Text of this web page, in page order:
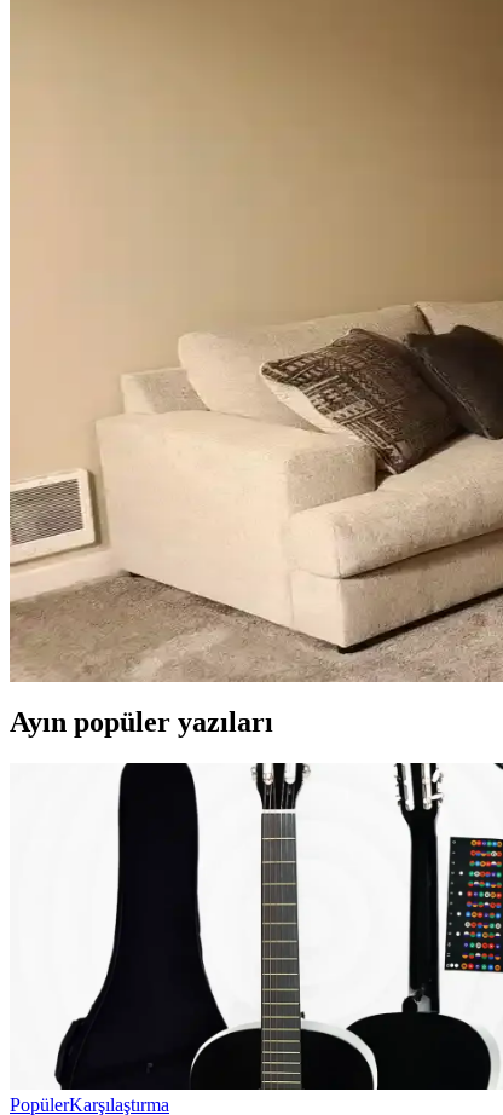
Geniş pencereler için hücresel stor, iki stor perde kullanımı,
Vintage yatakların mekâna uyumu, boyut ve yerleşim
Odanızı Geliştirmenin Yolları: Perde,
Odanızın atmosferini perde seçimi, aydınlatma, duvar
Mutfak Pencereleri İçin Estetik ve Fonksiyonel
Mutfak pencereleri için perde ve jaluzi seçiminde mevcut
çözümler sunar.
Sıcak Tonlu Mekanlarda Perde ve Perde
Sıcak beyaz duvarlar ve açık kahverengi zeminlerde perde ve
Ev Dekorasyonunda Küçük Dokunuşlarla
Ev dekorasyonunda aydınlatma, halı, sanat eserleri ve
Küçük Oturma Odası Dekorasyonunda Denge
Küçük oturma odalarında perde, aydınlatma, mobilya ve
Ayın popüler yazıları
PopülerKarşılaştırma